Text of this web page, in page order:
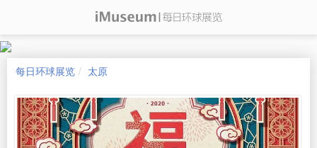
每日环球展览 太原